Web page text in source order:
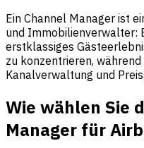
Ein Channel Manager ist
und Immobilienverwalter:
erstklassiges
zu konzentrieren,
Kanalverwaltung und
Wie wählen Sie
Manager für